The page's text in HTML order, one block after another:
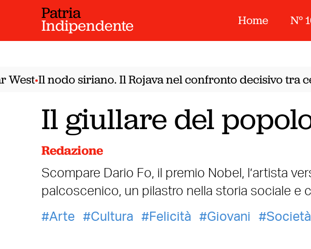
Patria
Indipendente Home N°
•Il nodo siriano. Il Rojava nel confronto decisivo tra
Il giullare del
Redazione
Scompare Dario Fo, il premio Nobel, l’artista
palcoscenico, un pilastro nella storia sociale e
Arte
Cultura Felicità Giovani Società